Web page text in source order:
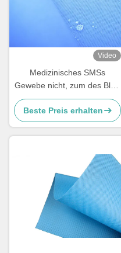
Video
Medizinisches SMSs
Gewebe nicht, zum des Blut-
Spritzens effektiv zu
verhindern
Beste Preis erhalten